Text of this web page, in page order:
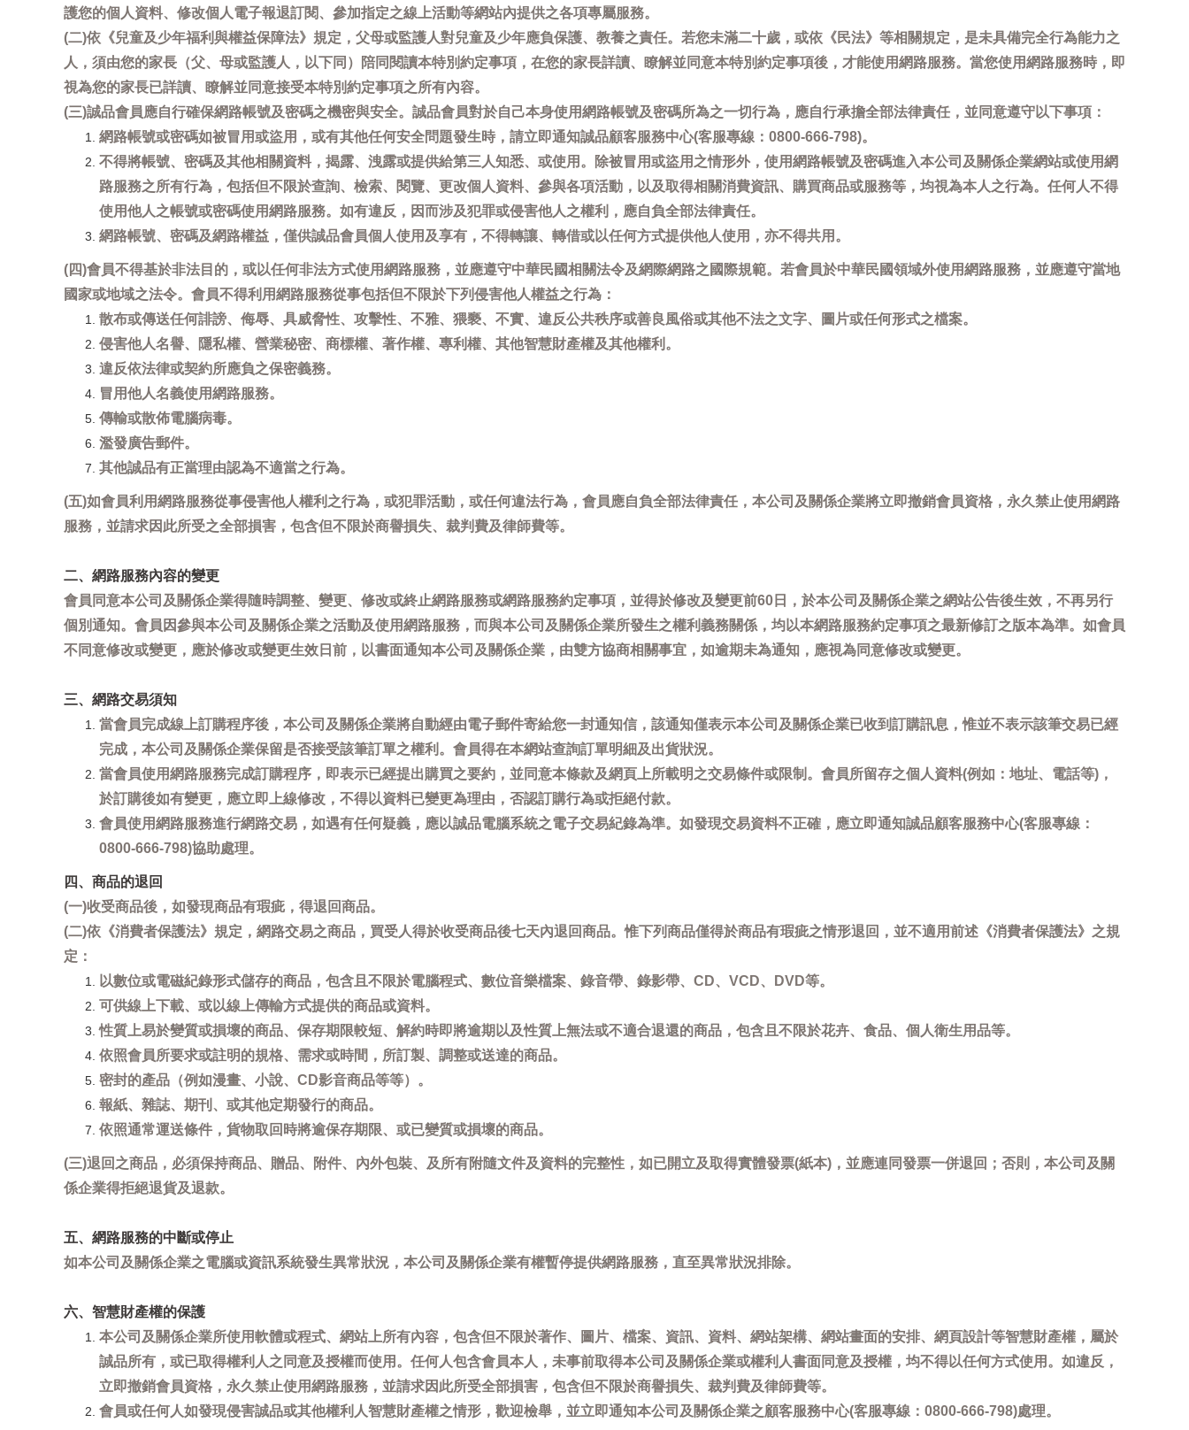
護您的個人資料、修改個人電子報退訂閱、參加指定之線上活動等網站內提供之各項專屬服務。
(二)依《兒童及少年福利與權益保障法》規定，父母或監護人對兒童及少年應負保護、教養之責任。若您未滿二十歲，或依《民法》等相關規定，是未具備完全行為能力之
人，須由您的家長（父、母或監護人，以下同）陪同閱讀本特別約定事項，在您的家長詳讀、瞭解並同意本特別約定事項後，才能使用網路服務。當您使用網路服務時，即
視為您的家長已詳讀、瞭解並同意接受本特別約定事項之所有內容。
(三)誠品會員應自行確保網路帳號及密碼之機密與安全。誠品會員對於自己本身使用網路帳號及密碼所為之一切行為，應自行承擔全部法律責任，並同意遵守以下事項：
網路帳號或密碼如被冒用或盜用，或有其他任何安全問題發生時，請立即通知誠品顧客服務中心(客服專線：0800-666-798)。
不得將帳號、密碼及其他相關資料，揭露、洩露或提供給第三人知悉、或使用。除被冒用或盜用之情形外，使用網路帳號及密碼進入本公司及關係企業網站或使用網
路服務之所有行為，包括但不限於查詢、檢索、閱覽、更改個人資料、參與各項活動，以及取得相關消費資訊、購買商品或服務等，均視為本人之行為。任何人不得
使用他人之帳號或密碼使用網路服務。如有違反，因而涉及犯罪或侵害他人之權利，應自負全部法律責任。
網路帳號、密碼及網路權益，僅供誠品會員個人使用及享有，不得轉讓、轉借或以任何方式提供他人使用，亦不得共用。
(四)會員不得基於非法目的，或以任何非法方式使用網路服務，並應遵守中華民國相關法令及網際網路之國際規範。若會員於中華民國領域外使用網路服務，並應遵守當地
國家或地域之法令。會員不得利用網路服務從事包括但不限於下列侵害他人權益之行為：
散布或傳送任何誹謗、侮辱、具威脅性、攻擊性、不雅、猥褻、不實、違反公共秩序或善良風俗或其他不法之文字、圖片或任何形式之檔案。
侵害他人名譽、隱私權、營業秘密、商標權、著作權、專利權、其他智慧財產權及其他權利。
違反依法律或契約所應負之保密義務。
冒用他人名義使用網路服務。
傳輸或散佈電腦病毒。
濫發廣告郵件。
其他誠品有正當理由認為不適當之行為。
(五)如會員利用網路服務從事侵害他人權利之行為，或犯罪活動，或任何違法行為，會員應自負全部法律責任，本公司及關係企業將立即撤銷會員資格，永久禁止使用網路
服務，並請求因此所受之全部損害，包含但不限於商譽損失、裁判費及律師費等。
二、網路服務內容的變更
會員同意本公司及關係企業得隨時調整、變更、修改或終止網路服務或網路服務約定事項，並得於修改及變更前60日，於本公司及關係企業之網站公告後生效，不再另行
個別通知。會員因參與本公司及關係企業之活動及使用網路服務，而與本公司及關係企業所發生之權利義務關係，均以本網路服務約定事項之最新修訂之版本為準。如會員
不同意修改或變更，應於修改或變更生效日前，以書面通知本公司及關係企業，由雙方協商相關事宜，如逾期未為通知，應視為同意修改或變更。
三、網路交易須知
當會員完成線上訂購程序後，本公司及關係企業將自動經由電子郵件寄給您一封通知信，該通知僅表示本公司及關係企業已收到訂購訊息，惟並不表示該筆交易已經
完成，本公司及關係企業保留是否接受該筆訂單之權利。會員得在本網站查詢訂單明細及出貨狀況。
當會員使用網路服務完成訂購程序，即表示已經提出購買之要約，並同意本條款及網頁上所載明之交易條件或限制。會員所留存之個人資料(例如：地址、電話等)，
於訂購後如有變更，應立即上線修改，不得以資料已變更為理由，否認訂購行為或拒絕付款。
會員使用網路服務進行網路交易，如遇有任何疑義，應以誠品電腦系統之電子交易紀錄為準。如發現交易資料不正確，應立即通知誠品顧客服務中心(客服專線：
0800-666-798)協助處理。
四、商品的退回
(一)收受商品後，如發現商品有瑕疵，得退回商品。
(二)依《消費者保護法》規定，網路交易之商品，買受人得於收受商品後七天內退回商品。惟下列商品僅得於商品有瑕疵之情形退回，並不適用前述《消費者保護法》之規
定：
以數位或電磁紀錄形式儲存的商品，包含且不限於電腦程式、數位音樂檔案、錄音帶、錄影帶、CD、VCD、DVD等。
可供線上下載、或以線上傳輸方式提供的商品或資料。
性質上易於變質或損壞的商品、保存期限較短、解約時即將逾期以及性質上無法或不適合退還的商品，包含且不限於花卉、食品、個人衛生用品等。
依照會員所要求或註明的規格、需求或時間，所訂製、調整或送達的商品。
密封的產品（例如漫畫、小說、CD影音商品等等）。
報紙、雜誌、期刊、或其他定期發行的商品。
依照通常運送條件，貨物取回時將逾保存期限、或已變質或損壞的商品。
(三)退回之商品，必須保持商品、贈品、附件、內外包裝、及所有附隨文件及資料的完整性，如已開立及取得實體發票(紙本)，並應連同發票一併退回；否則，本公司及關
係企業得拒絕退貨及退款。
五、網路服務的中斷或停止
如本公司及關係企業之電腦或資訊系統發生異常狀況，本公司及關係企業有權暫停提供網路服務，直至異常狀況排除。
六、智慧財產權的保護
本公司及關係企業所使用軟體或程式、網站上所有內容，包含但不限於著作、圖片、檔案、資訊、資料、網站架構、網站畫面的安排、網頁設計等智慧財產權，屬於
誠品所有，或已取得權利人之同意及授權而使用。任何人包含會員本人，未事前取得本公司及關係企業或權利人書面同意及授權，均不得以任何方式使用。如違反，
立即撤銷會員資格，永久禁止使用網路服務，並請求因此所受全部損害，包含但不限於商譽損失、裁判費及律師費等。
會員或任何人如發現侵害誠品或其他權利人智慧財產權之情形，歡迎檢舉，並立即通知本公司及關係企業之顧客服務中心(客服專線：0800-666-798)處理。